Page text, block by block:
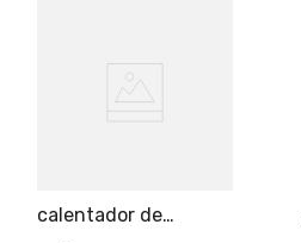
calentador de